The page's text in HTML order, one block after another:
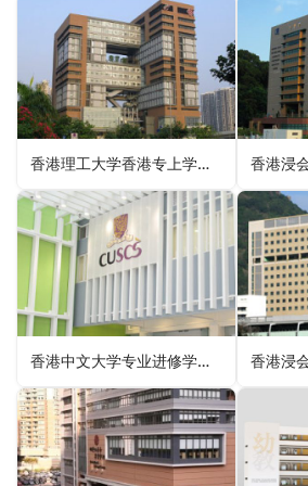
香港理工大学香港专上学院The Hong Kong Polytechnic University – Hong Kong Community College（香港专上学院）
香港中文大学专业进修学院School of Continuing and Professional Studies, CUHK（香港专上院校）